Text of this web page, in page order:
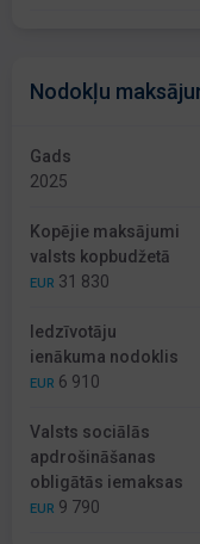
Nodokļu
Gads
2025
Kopējie maksājumi
valsts kopbudžetā
EUR 31 830
Iedzīvotāju
ienākuma nodoklis
EUR 6 910
Valsts sociālās
apdrošināšanas
obligātās iemaksas
EUR 9 790